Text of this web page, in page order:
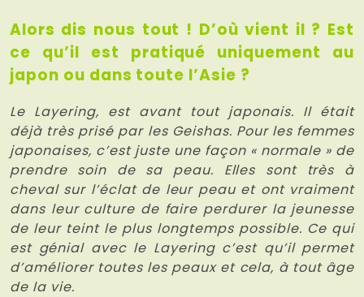
Alors dis nous tout ! D’où vient il ? Est
ce qu’il est pratiqué uniquement au
japon ou dans toute l’Asie ?
Le Layering, est avant tout japonais. Il était
déjà très prisé par les Geishas. Pour les femmes
japonaises, c’est juste une façon « normale »de
prendre soin de sa peau. Elles sont très à
cheval sur l’éclat de leur peau et ont vraiment
dans leur culture de faire perdurer la jeunesse
de leur teint le plus longtemps possible. Ce qui
est génial avec le Layering c’est qu’il permet
d’améliorer toutes les peaux et cela, à tout âge
de la vie.